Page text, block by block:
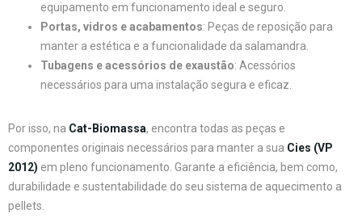
equipamento em funcionamento ideal e seguro.
Portas, vidros e acabamentos: Peças de reposição para
manter a estética e a funcionalidade da salamandra.
Tubagens e acessórios de exaustão: Acessórios
necessários para uma instalação segura e eficaz.
Por isso, na Cat-Biomassa, encontra todas as peças e
componentes originais necessários para manter a sua Cies (VP
2012) em pleno funcionamento. Garante a eficiência, bem como,
durabilidade e sustentabilidade do seu sistema de aquecimento a
pellets.